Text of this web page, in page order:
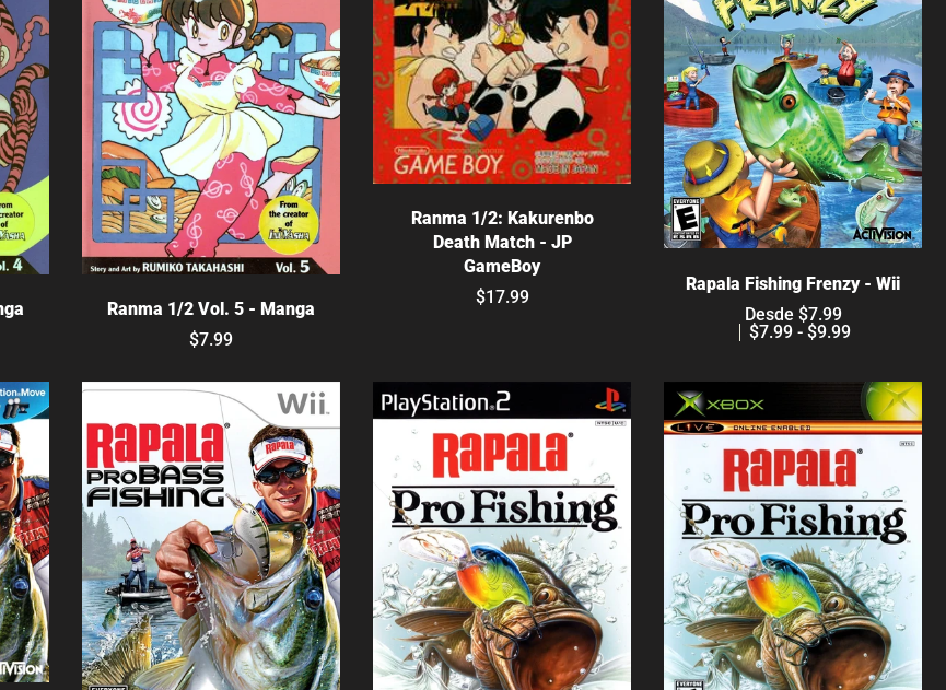
Ranma 1/2 Vol. 5 - Manga
$7.99
Ranma 1/2: Kakurenbo
Death Match - JP
GameBoy
$17.99
Rapala Fishing Frenzy - Wii
Desde $7.99
$7.99 - $9.99